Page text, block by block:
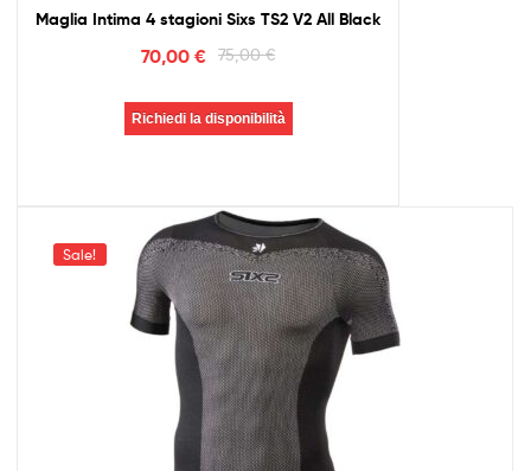
Maglia Intima 4 stagioni Sixs TS2 V2 All Black
75,00€
70,00€
Richiedi la disponibilità
Sale!